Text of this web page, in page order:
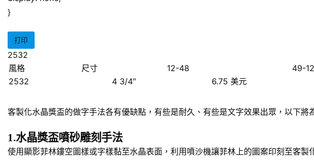
}
打印
2532
風格
尺寸 12-48 49-
2532
4 3/4″ 6.75 美元
客製化水晶獎盃的做字手法各有優缺點，有些是耐久、有些是文字效果出眾，以下
1.水晶獎盃噴砂雕刻手法
使用顯影菲林鏤空圖樣或字樣黏至水晶表面，利用噴沙機讓菲林上的圖案印刻至客